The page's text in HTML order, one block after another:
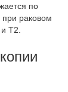
по
при раковом
Т2.